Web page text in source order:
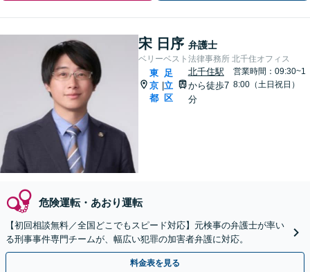
宋 日序 弁護士
ベリーベスト法律事務所 北千住オフィス
東
京
都
|
足
立
区
北千住駅
から徒歩7
分
営業時間：09:30~1
8:00（土日祝日）
危険運転・あおり運転
【初回相談無料／全国どこでもスピード対応】元検事の弁護士が率い
る刑事事件専門チームが、幅広い犯罪の加害者弁護に対応。
料金表を見る